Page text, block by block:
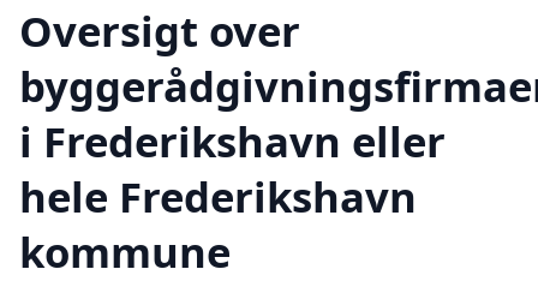
Oversigt over
i Frederikshavn eller
hele Frederikshavn
kommune